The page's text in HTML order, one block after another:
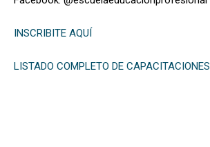
INSCRIBITE AQUÍ
LISTADO COMPLETO DE CAPACITACIONES